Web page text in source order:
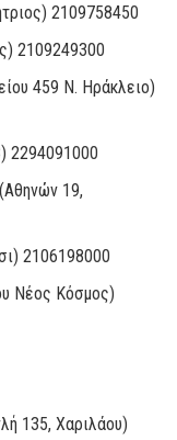
2109758450
2109249300
459 Ν. Ηράκλειο)
2294091000
19,
2106198000
Νέος Κόσμος)
135, Χαριλάου)